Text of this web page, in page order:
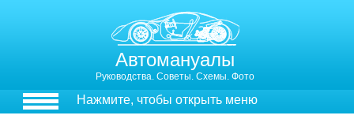
Автомануалы
Руководства. Советы. Схемы. Фото
Нажмите, чтобы открыть меню